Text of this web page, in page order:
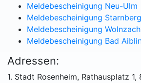
Meldebescheinigung Neu-Ulm
Meldebescheinigung Starnberg
Meldebescheinigung Wolnzach
Meldebescheinigung Bad
Adressen:
1. Stadt Rosenheim, Rathausplatz